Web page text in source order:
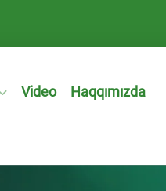
Video
Haqqımızda